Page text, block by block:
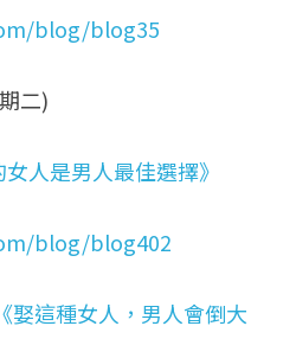
blog/blog35
二)
人是男人最佳選擇》
blog/blog402
娶這種女人，男人會倒大